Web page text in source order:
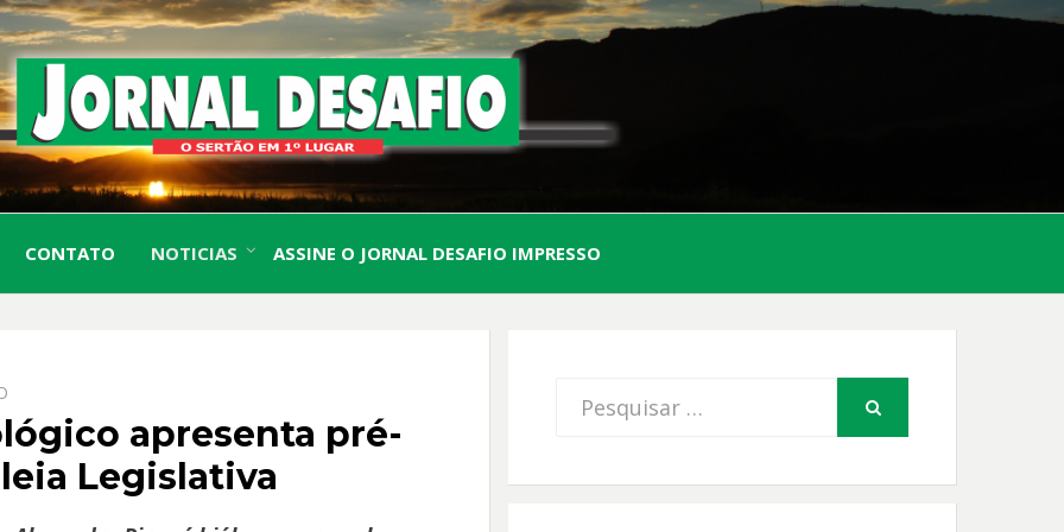
JORNAL
DESAFIO
O Sertão em 1º Lugar
CONTATO NOTICIAS ASSINE O JORNAL DESAFIO IMPRESSO
apresenta pré-
Legislativa
Procurar